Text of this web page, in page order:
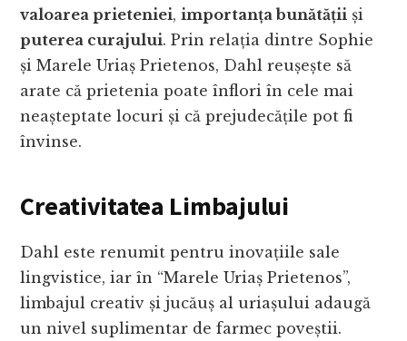
valoarea prieteniei,importanța bunătății și
puterea curajului. Prin relația dintre Sophie
și Marele Uriaș Prietenos, Dahl reușește să
arate că prietenia poate înflori în cele mai
neașteptate locuri și că prejudecățile pot fi
învinse.
Creativitatea Limbajului
Dahl este renumit pentru inovațiile sale
lingvistice, iar în “Marele Uriaș Prietenos”,
limbajul creativ și jucăuș al uriașului adaugă
un nivel suplimentar de farmec poveștii.